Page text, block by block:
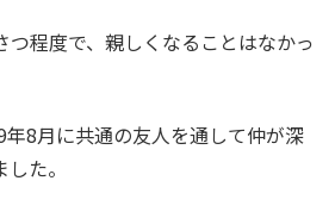
つ程度で、親しくなることはなかっ
8月に共通の友人を通して仲が深
た。